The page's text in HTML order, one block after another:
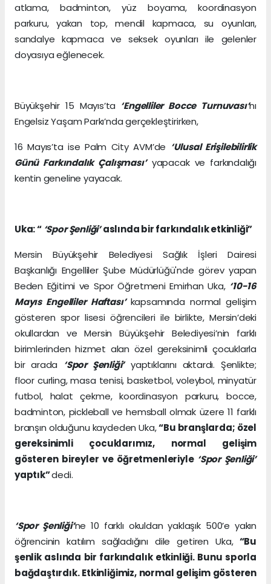
atlama, badminton, yüz boyama, koordinasyon
parkuru, yakan top, mendil kapmaca, su oyunları,
sandalye kapmaca ve seksek oyunları ile gelenler
doyasıya eğlenecek.
Büyükşehir 15 Mayıs’ta ‘Engelliler Bocce Turnuvası’nı
Engelsiz Yaşam Parkı’nda gerçekleştirirken,
16 Mayıs’ta ise Palm City AVM’de ‘Ulusal Erişilebilirlik
Günü Farkındalık Çalışması’yapacak ve farkındalığı
kentin geneline yayacak.
Uka: “ ‘Spor Şenliği’aslında bir farkındalık etkinliği”
Mersin Büyükşehir Belediyesi Sağlık İşleri Dairesi
Başkanlığı Engelliler Şube Müdürlüğü'nde görev yapan
Beden Eğitimi ve Spor Öğretmeni Emirhan Uka, ‘10-16
Mayıs Engelliler Haftası’ kapsamında normal gelişim
gösteren spor lisesi öğrencileri ile birlikte, Mersin’deki
okullardan ve Mersin Büyükşehir Belediyesi’nin farklı
birimlerinden hizmet alan özel gereksinimli çocuklarla
bir arada ‘Spor Şenliği’yaptıklarını aktardı. Şenlikte;
floor curling, masa tenisi, basketbol, voleybol, minyatür
futbol, halat çekme, koordinasyon parkuru, bocce,
badminton, pickleball ve hemsball olmak üzere 11 farklı
branşın olduğunu kaydeden Uka,“Bu branşlarda; özel
gereksinimli çocuklarımız, normal gelişim
gösteren bireyler ve öğretmenleriyle ‘Spor Şenliği’
yaptık”dedi.
‘Spor Şenliği’ne 10 farklı okuldan yaklaşık 500’e yakın
öğrencinin katılım sağladığını dile getiren Uka,“Bu
şenlik aslında bir farkındalık etkinliği. Bunu sporla
bağdaştırdık. Etkinliğimiz, normal gelişim gösteren